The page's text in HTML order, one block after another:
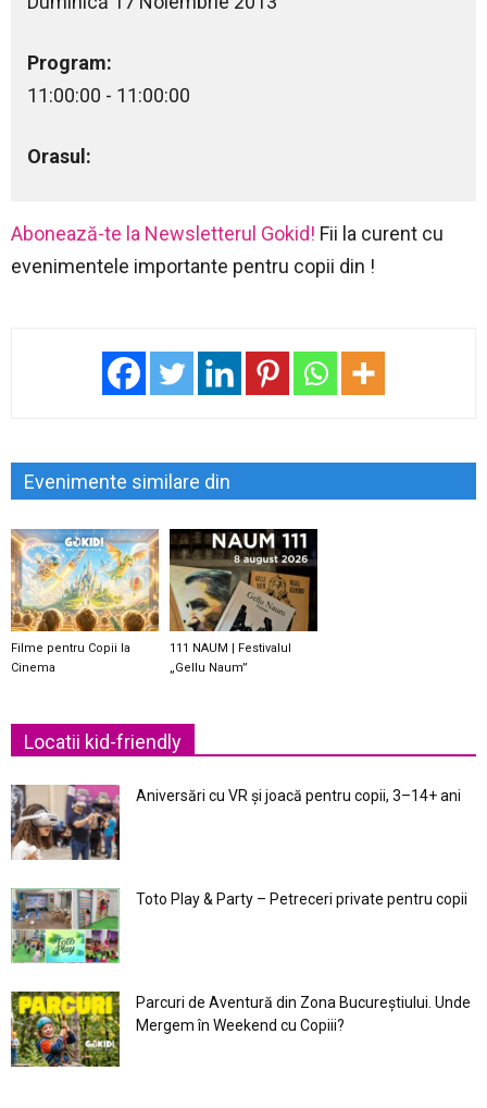
Program:
11:00:00 - 11:00:00
Orasul:
Abonează-te la Newsletterul Gokid! Fii la curent cu
evenimentele importante pentru copii din !
Evenimente similare din
Filme pentru Copii la
Cinema
111 NAUM | Festivalul
„Gellu Naum”
Locatii kid-friendly
Aniversări cu VR și joacă pentru copii, 3–14+ ani
Toto Play & Party – Petreceri private pentru copii
Parcuri de Aventură din Zona Bucureştiului. Unde
Mergem în Weekend cu Copiii?